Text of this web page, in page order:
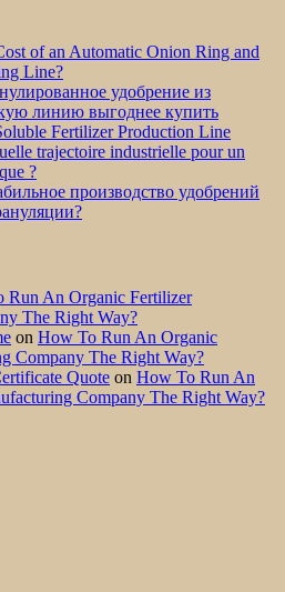
of an Automatic Onion Ring and
Line?
удобрение из
линию выгоднее купить
Fertilizer Production Line
trajectoire industrielle pour un
?
производство удобрений
Run An Organic Fertilizer
The Right Way?
on How To Run An Organic
Company The Right Way?
Quote on How To Run An
Company The Right Way?